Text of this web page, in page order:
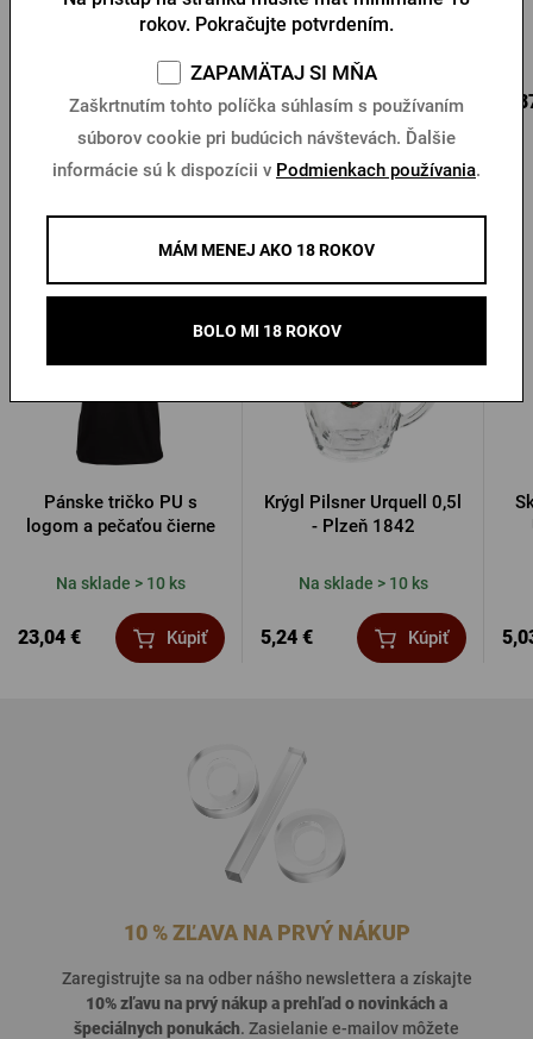
20,74 € Kúpiť 0,30 € Kúpiť
Ďalšie produkty od Pilsner Urquell
Pánske tričko PU s
logom a pečaťou čierne
Na sklade > 10 ks
23,04 € Kúpiť
Krýgl Pilsner Urquell 0,5l
- Plzeň 1842
Na sklade > 10 ks
5,24 € Kúpiť
10 % ZĽAVA NA PRVÝ NÁKUP
Zaregistrujte sa na odber nášho newslettera a získajte
10% zľavu na prvý nákup a prehľad onovinkách a
špeciálnych ponukách. Zasielanie e-mailov môžete
rokov. Pokračujte potvrdením.
ZAPAMÄTAJ SI MŇA
Zaškrtnutím tohto políčka súhlasím s používaním
súborov cookie pri budúcich návštevách. Ďalšie
informácie sú k dispozícii v Podmienkach používania.
MÁM MENEJ AKO 18 ROKOV
BOLO MI 18 ROKOV